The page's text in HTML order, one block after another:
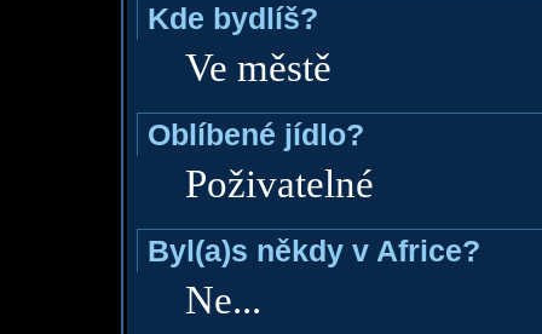
Kde bydlíš?
Ve městě
Oblíbené jídlo?
Poživatelné
Byl(a)s někdy v Africe?
Ne...